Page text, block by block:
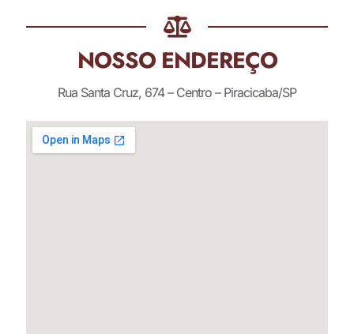
NOSSO ENDEREÇO
Rua Santa Cruz, 674 – Centro – Piracicaba/SP